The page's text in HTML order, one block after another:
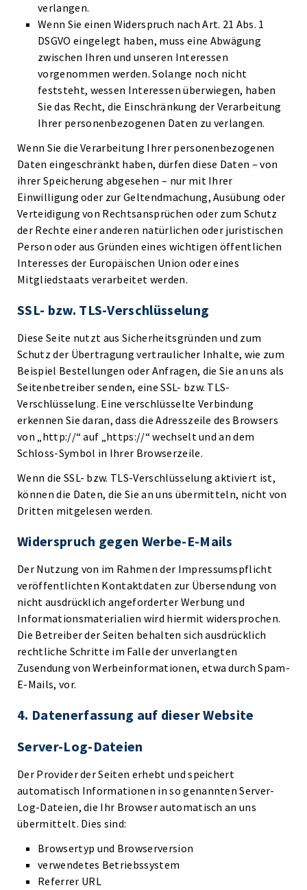
verlangen.
Wenn Sie einen Widerspruch nach Art. 21 Abs. 1
DSGVO eingelegt haben, muss eine Abwägung
zwischen Ihren und unseren Interessen
vorgenommen werden. Solange noch nicht
feststeht, wessen Interessen überwiegen, haben
Sie das Recht, die Einschränkung der Verarbeitung
Ihrer personenbezogenen Daten zu verlangen.
Wenn Sie die Verarbeitung Ihrer personenbezogenen
Daten eingeschränkt haben, dürfen diese Daten – von
ihrer Speicherung abgesehen – nur mit Ihrer
Einwilligung oder zur Geltendmachung, Ausübung oder
Verteidigung von Rechtsansprüchen oder zum Schutz
der Rechte einer anderen natürlichen oder juristischen
Person oder aus Gründen eines wichtigen öffentlichen
Interesses der Europäischen Union oder eines
Mitgliedstaats verarbeitet werden.
SSL- bzw. TLS-Verschlüsselung
Diese Seite nutzt aus Sicherheitsgründen und zum
Schutz der Übertragung vertraulicher Inhalte, wie zum
Beispiel Bestellungen oder Anfragen, die Sie an uns als
Seitenbetreiber senden, eine SSL- bzw. TLS-
Verschlüsselung. Eine verschlüsselte Verbindung
erkennen Sie daran, dass die Adresszeile des Browsers
von „http://“ auf „https://“ wechselt und an dem
Schloss-Symbol in Ihrer Browserzeile.
Wenn die SSL- bzw. TLS-Verschlüsselung aktiviert ist,
können die Daten, die Sie an uns übermitteln, nicht von
Dritten mitgelesen werden.
Widerspruch gegen Werbe-E-Mails
Der Nutzung von im Rahmen der Impressumspflicht
veröffentlichten Kontaktdaten zur Übersendung von
nicht ausdrücklich angeforderter Werbung und
Informationsmaterialien wird hiermit widersprochen.
Die Betreiber der Seiten behalten sich ausdrücklich
rechtliche Schritte im Falle der unverlangten
Zusendung von Werbeinformationen, etwa durch Spam-
E-Mails, vor.
4. Datenerfassung auf dieser Website
Server-Log-Dateien
Der Provider der Seiten erhebt und speichert
automatisch Informationen in so genannten Server-
Log-Dateien, die Ihr Browser automatisch an uns
übermittelt. Dies sind:
Browsertyp und Browserversion
verwendetes Betriebssystem
Referrer URL